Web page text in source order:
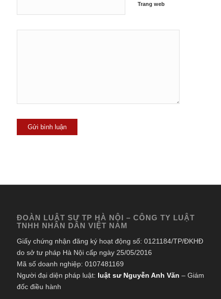
Trang web
ĐOÀN LUẬT SƯ TP HÀ NỘI – CÔNG TY LUẬT
TNHH NHÂN DÂN VIỆT NAM
Giấy chứng nhận đăng ký hoạt động số: 0121184/TP/ĐKHĐ
do sở tư pháp Hà Nội cấp ngày 25/05/2016
Mã số doanh nghiệp: 0107481169
Người đại diện pháp luật: luật sư Nguyễn Anh Văn – Giám
đốc điều hành